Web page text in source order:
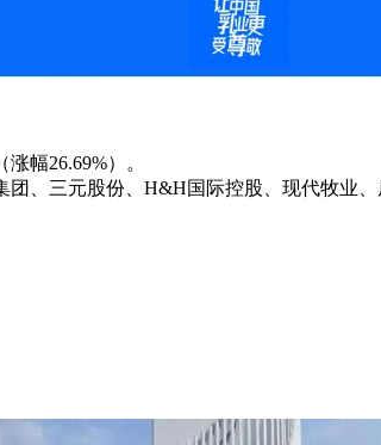
幅26.69%）。
、三元股份、H&H国际控股、现代牧业